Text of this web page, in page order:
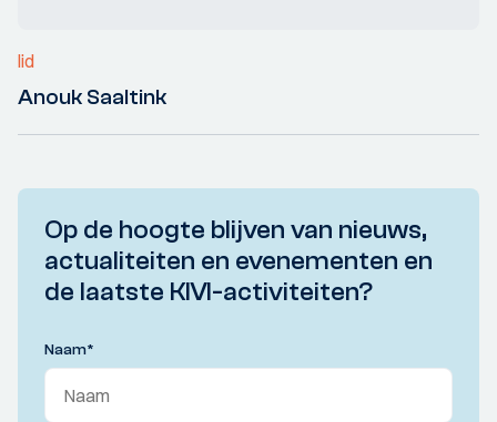
lid
Anouk Saaltink
Op de hoogte blijven van nieuws,
actualiteiten en evenementen en
de laatste KIVI-activiteiten?
Naam*